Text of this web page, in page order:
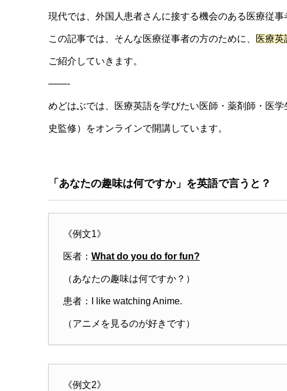
現代では、外国人患者さんに接する機会のある医療従
この記事では、そんな医療従事者の方のために、 医療
ご紹介していきます。
——-
めどはぶでは、医療英語を学びたい医師・薬剤師・医学
史監修）をオンラインで開講しています。
「あなたの趣味は何ですか」を英語で言うと？
《例文1》
医者： What do you do for fun?
（あなたの趣味は何ですか？）
患者：I like watching Anime.
（アニメを見るのが好きです）
《例文2》